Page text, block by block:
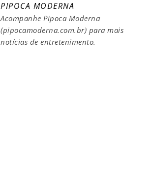
PIPOCA MODERNA
Acompanhe Pipoca Moderna
(pipocamoderna.com.br) para mais
notícias de entretenimento.